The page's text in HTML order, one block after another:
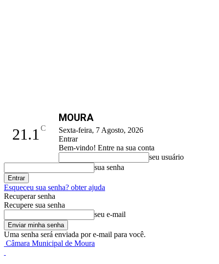
21.1 C
MOURA
Sexta-feira, 7 Agosto, 2026
Entrar
Bem-vindo! Entre na sua conta
seu usuário
sua senha
Esqueceu sua senha? obter ajuda
Recuperar senha
Recupere sua senha
seu e-mail
Uma senha será enviada por e-mail para você.
Câmara Municipal de Moura